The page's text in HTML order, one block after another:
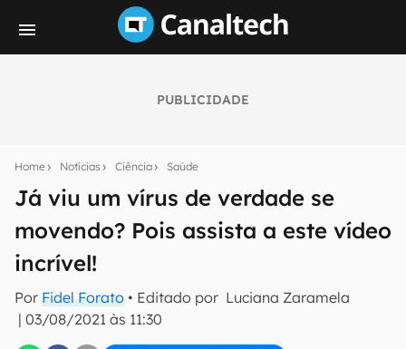
PUBLICIDADE
Home Notícias Ciência Saúde
Já viu um vírus de verdade se
movendo? Pois assista a este vídeo
incrível!
Por Fidel Forato • Editado por Luciana Zaramela
| 03/08/2021 às 11:30
notícias e reviews sobre tecnologia em primeira
mão.
E-mail
inscreva-se